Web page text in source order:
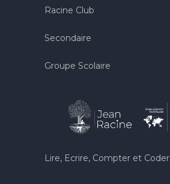
Racine Club
Secondaire
Groupe Scolaire
Lire, Ecrire, Compter et Coder